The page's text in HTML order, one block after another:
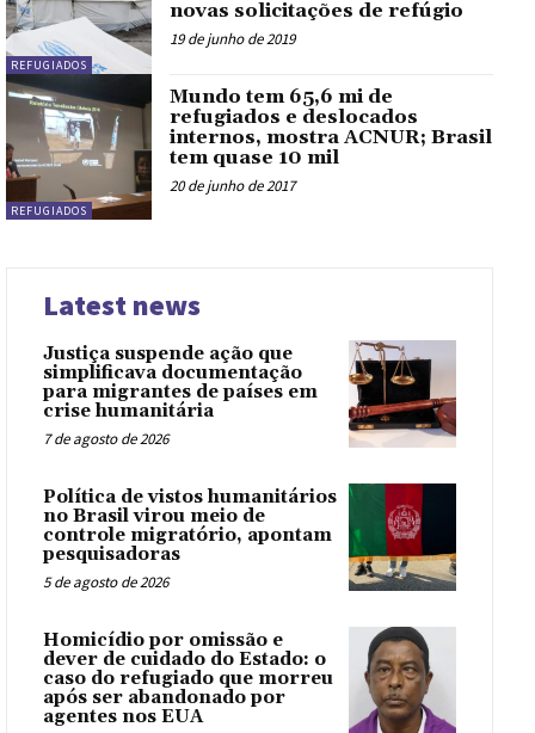
REFUGIADOS
novas solicitações de refúgio
19 de junho de 2019
REFUGIADOS
Mundo tem 65,6 mi de
refugiados e deslocados
internos, mostra ACNUR; Brasil
tem quase 10 mil
20 de junho de 2017
Latest news
Justiça suspende ação que
simplificava documentação
para migrantes de países em
crise humanitária
7 de agosto de 2026
Política de vistos humanitários
no Brasil virou meio de
controle migratório, apontam
pesquisadoras
5 de agosto de 2026
Homicídio por omissão e
dever de cuidado do Estado: o
caso do refugiado que morreu
após ser abandonado por
agentes nos EUA